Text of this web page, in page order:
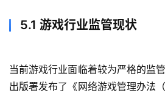
青
梦
5.1 游戏行业监管现状
当前游戏行业面临着较为严格的监
出版署发布了《网络游戏管理办法